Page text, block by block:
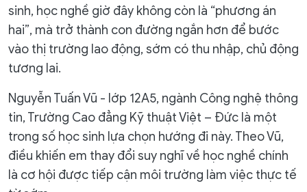
sinh, học nghề giờ đây không còn là “phương án
hai”, mà trở thành con đường ngắn hơn để bước
vào thị trường lao động, sớm có thu nhập, chủ động
tương lai.
Nguyễn Tuấn Vũ - lớp 12A5, ngành Công nghệ thông
tin, Trường Cao đẳng Kỹ thuật Việt – Đức là một
trong số học sinh lựa chọn hướng đi này. Theo Vũ,
điều khiến em thay đổi suy nghĩ về học nghề chính
là cơ hội được tiếp cận môi trường làm việc thực tế